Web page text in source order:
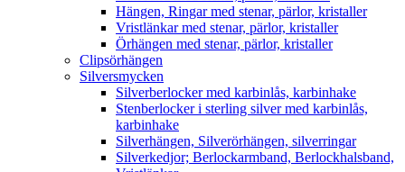
Hängen, Ringar med stenar, pärlor, kristaller
Vristlänkar med stenar, pärlor, kristaller
Örhängen med stenar, pärlor, kristaller
Clipsörhängen
Silversmycken
Silverberlocker med karbinlås, karbinhake
Stenberlocker i sterling silver med karbinlås,
karbinhake
Silverhängen, Silverörhängen, silverringar
Silverkedjor; Berlockarmband, Berlockhalsband,